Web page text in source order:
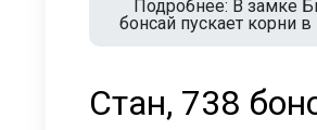
Подробнее: В замке
бонсай пускает корни
Стан, 738